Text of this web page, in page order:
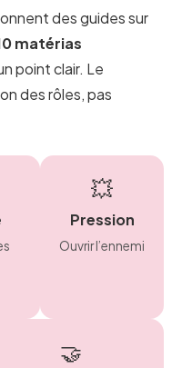
des guides sur
matérias
point clair. Le
des rôles, pas
💥
Pression
Ouvrir l’ennemi
🤝